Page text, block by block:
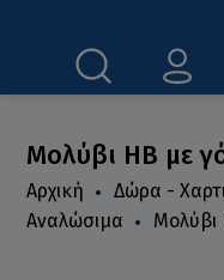
Μολύβι HB με
Αρχική Δώρα -
Αναλώσιμα
Μολύβι